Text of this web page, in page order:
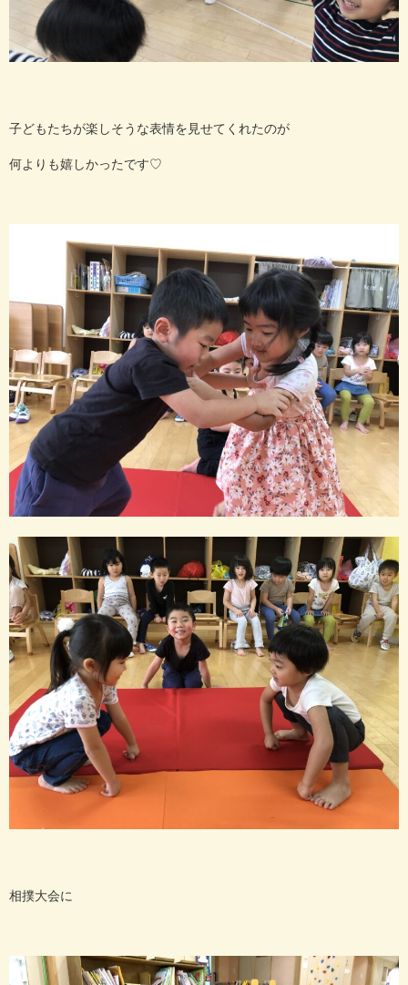
子どもたちが楽しそうな表情を見せてくれたのが
何よりも嬉しかったです♡
相撲大会に